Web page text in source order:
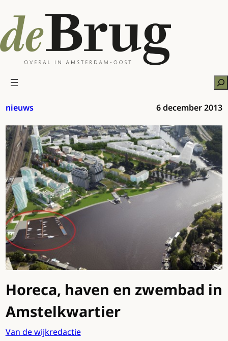
naar
de
inhoud
nieuws 6 december 2013
Horeca, haven en zwembad in
Amstelkwartier
Van de wijkredactie